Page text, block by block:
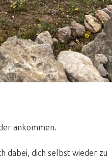
ankommen.
dabei, dich selbst wieder zu